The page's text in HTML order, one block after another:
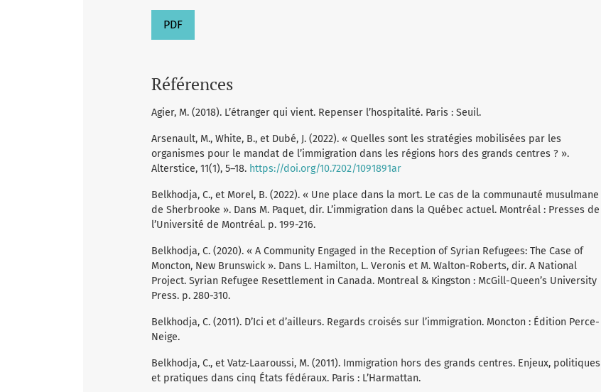
PDF
Références
Agier, M. (2018). L’étranger qui vient. Repenser l’hospitalité. Paris : Seuil.
Arsenault, M., White, B., et Dubé, J. (2022). « Quelles sont les stratégies mobilisées par les
organismes pour le mandat de l’immigration dans les régions hors des grands centres ? ».
Alterstice, 11(1), 5–18. https://doi.org/10.7202/1091891ar
Belkhodja, C., et Morel, B. (2022). « Une place dans la mort. Le cas de la communauté musulmane
de Sherbrooke ». Dans M. Paquet, dir. L’immigration dans la Québec actuel. Montréal : Presses de
l’Université de Montréal. p. 199-216.
Belkhodja, C. (2020). « A Community Engaged in the Reception of Syrian Refugees: The Case of
Moncton, New Brunswick ». Dans L. Hamilton, L. Veronis et M. Walton-Roberts, dir. A National
Project. Syrian Refugee Resettlement in Canada. Montreal & Kingston : McGill-Queen’s University
Press. p. 280-310.
Belkhodja, C. (2011). D’Ici et d’ailleurs. Regards croisés sur l’immigration. Moncton : Édition Perce-
Neige.
Belkhodja, C., et Vatz-Laaroussi, M. (2011). Immigration hors des grands centres. Enjeux, politiques
et pratiques dans cinq États fédéraux. Paris : L’Harmattan.